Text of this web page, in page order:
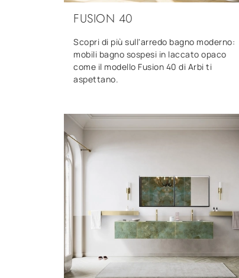
FUSION 40
Scopri di più sull'arredo bagno moderno:
mobili bagno sospesi in laccato opaco
come il modello Fusion 40 di Arbi ti
aspettano.